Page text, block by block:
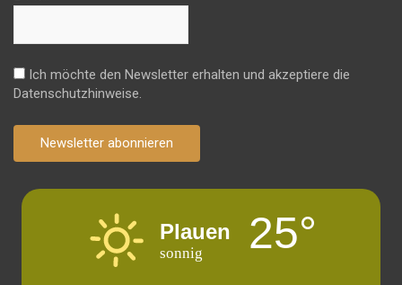
Ich möchte den Newsletter erhalten und akzeptiere die
Datenschutzhinweise.
Newsletter abonnieren
Plauen
sonnig 25°